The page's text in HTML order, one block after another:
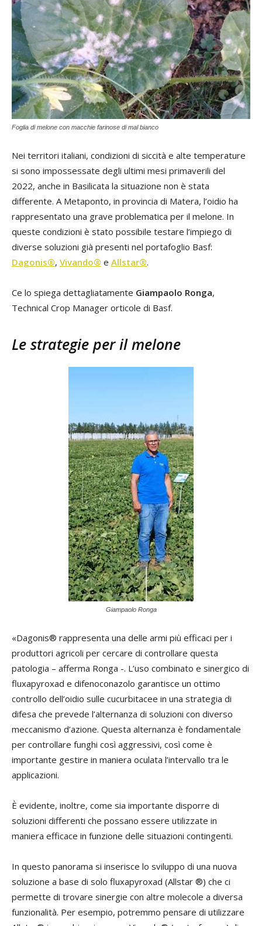
Foglia di melone con macchie farinose di mal bianco
Nei territori italiani, condizioni di siccità e alte temperature
si sono impossessate degli ultimi mesi primaverili del
2022, anche in Basilicata la situazione non è stata
differente. A Metaponto, in provincia di Matera, l’oidio ha
rappresentato una grave problematica per il melone. In
queste condizioni è stato possibile testare l’impiego di
diverse soluzioni già presenti nel portafoglio Basf:
Dagonis®, Vivando® e Allstar®.
Ce lo spiega dettagliatamente Giampaolo Ronga,
Technical Crop Manager orticole di Basf.
Le strategie per il melone
Giampaolo Ronga
«Dagonis® rappresenta una delle armi più efficaci per i
produttori agricoli per cercare di controllare questa
patologia – afferma Ronga -. L’uso combinato e sinergico di
fluxapyroxad e difenoconazolo garantisce un ottimo
controllo dell’oidio sulle cucurbitacee in una strategia di
difesa che prevede l’alternanza di soluzioni con diverso
meccanismo d’azione. Questa alternanza è fondamentale
per controllare funghi così aggressivi, così come è
importante gestire in maniera oculata l’intervallo tra le
applicazioni.
È evidente, inoltre, come sia importante disporre di
soluzioni differenti che possano essere utilizzate in
maniera efficace in funzione delle situazioni contingenti.
In questo panorama si inserisce lo sviluppo di una nuova
soluzione a base di solo fluxapyroxad (Allstar ®) che ci
permette di trovare sinergie con altre molecole a diversa
funzionalità. Per esempio, potremmo pensare di utilizzare